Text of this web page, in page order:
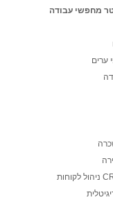
מחפשי עבודה
ערים